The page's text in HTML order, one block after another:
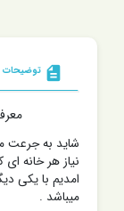
description توضیحات
شاید به جرعت
نیاز هر خانه
میباشد .